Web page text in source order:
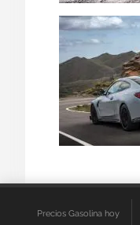
Precios Gasolina hoy